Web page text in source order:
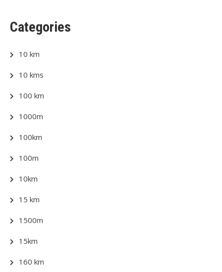
Categories
10 km
10 kms
100 km
1000m
100km
100m
10km
15 km
1500m
15km
160 km